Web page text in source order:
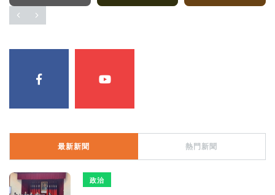
最新新聞 熱門新聞
政治